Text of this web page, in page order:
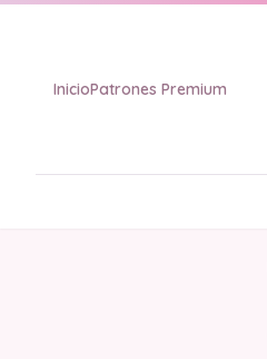
InicioPatrones Premium